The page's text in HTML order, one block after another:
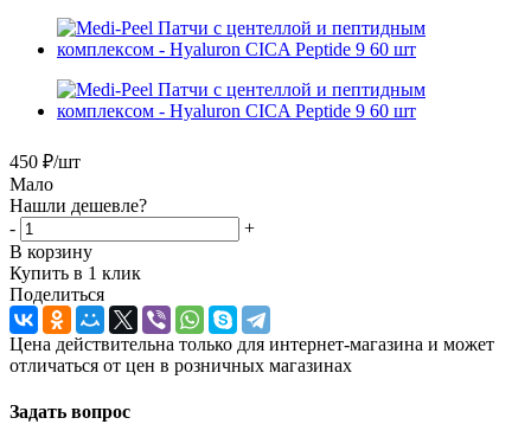
450 ₽/шт
Мало
Нашли дешевле?
-
+
В корзину
Купить в 1 клик
Поделиться
Цена действительна только для интернет-магазина и может
отличаться от цен в розничных магазинах
Задать вопрос